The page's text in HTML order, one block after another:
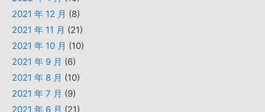
2021 年 12 月 (8)
2021 年 11 月 (21)
2021 年 10 月 (10)
2021 年 9 月 (6)
2021 年 8 月 (10)
2021 年 7 月 (9)
2021 年 6 月 (21)